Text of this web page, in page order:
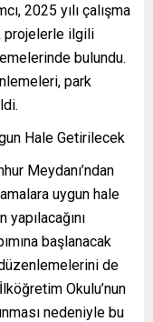
2025 yılı çalışma
projelerle ilgili
bulundu.
park
Hale Getirilecek
Meydanı’ndan
uygun hale
başlanacak
de
Okulu’nun
nedeniyle bu